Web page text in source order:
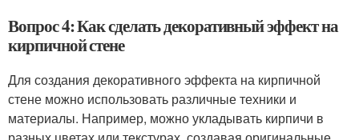
Вопрос 4: Как сделать декоративный эффект на
кирпичной стене
Для создания декоративного эффекта на кирпичной
стене можно использовать различные техники и
материалы. Например, можно укладывать кирпичи в